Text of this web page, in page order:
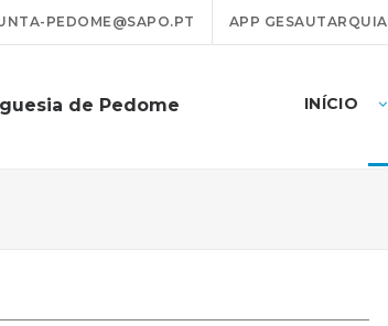
PEDOME@SAPO.PT APP GESAUTARQUIA
de Pedome INÍCIO